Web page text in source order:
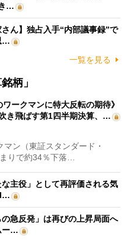
…
ん】独占入手“内部議事録”で
…
一覧を見る
柄」
ワークマンに特大反転の期待》
き飛ばす第1四半期決算、…
ン（東証スタンダード・
りで約34％下落…
主役」として再評価される気
急反発」は再びの上昇局面へ
ー…